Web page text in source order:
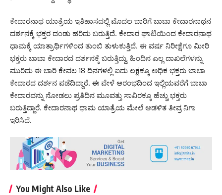
ಕೇದಾರನಾಥ ಯಾತ್ರೆಯ ಇತಿಹಾಸದಲ್ಲಿ ಮೊದಲ ಬಾರಿಗೆ ಬಾಬಾ ಕೇದಾರನಾಥನ
ದರ್ಶನಕ್ಕೆ ಭಕ್ತರ ದಂಡು ಹರಿದು ಬರುತ್ತಿದೆ. ಕೇದಾರ ಘಾಟಿಯಿಂದ ಕೇದಾರನಾಥ
ಧಾಮಕ್ಕೆ ಯಾತ್ರಾರ್ಥಿಗಳಿಂದ ತುಂಬಿ ತುಳುಕುತ್ತಿದೆ. ಈ ವರ್ಷ ನಿರೀಕ್ಷೆಗೂ ಮೀರಿ
ಭಕ್ತರು ಬಾಬಾ ಕೇದಾರದ ದರ್ಶನಕ್ಕೆ ಬರುತ್ತಿದ್ದು, ಹಿಂದಿನ ಎಲ್ಲ ದಾಖಲೆಗಳನ್ನು
ಮುರಿದು ಈ ಬಾರಿ ಕೇವಲ 18 ದಿನಗಳಲ್ಲಿ ಐದು ಲಕ್ಷಕ್ಕೂ ಅಧಿಕ ಭಕ್ತರು ಬಾಬಾ
ಕೇದಾರದ ದರ್ಶನ ಪಡೆದಿದ್ದಾರೆ. ಈ ವೇಳೆ ಆರಂಭದಿಂದ ಇಲ್ಲಿಯವರೆಗೆ ಬಾಬಾ
ಕೇದಾರವನ್ನು ನೋಡಲು ಪ್ರತಿದಿನ ಮೂವತ್ತು ಸಾವಿರಕ್ಕೂ ಹೆಚ್ಚು ಭಕ್ತರು
ಬರುತ್ತಿದ್ದಾರೆ. ಕೇದಾರನಾಥ ಧಾಮ ಯಾತ್ರೆಯ ಮೇಲೆ ಆಡಳಿತ ತೀವ್ರ ನಿಗಾ
ಇರಿಸಿದೆ.
You Might Also Like